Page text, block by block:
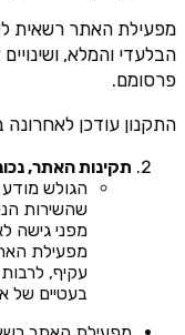
מפעילת האתר רשאית
הבלעדי והמלא,
פרסומם.
התקנון עודכן לאחרונה ביום 28 לחודש
תקינות האתר,
הגולש
שהשירות
מפני גישה
מפעילת
עקיף,
בעטיים של